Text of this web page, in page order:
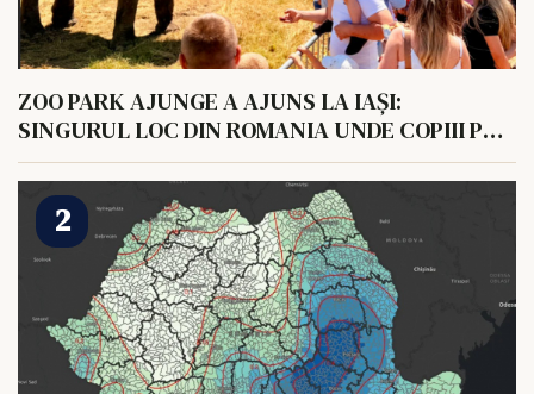
ZOO PARK AJUNGE A AJUNS LA IAȘI:
SINGURUL LOC DIN ROMANIA UNDE COPIII POT
HRANI UN ELEFANT